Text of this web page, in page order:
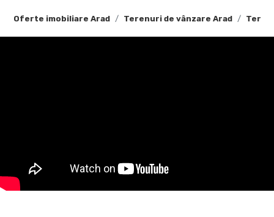
Oferte imobiliare Arad Terenuri de vânzare Arad
Suprafața totală: 11225 mp
avantaje logistice semnificative.
Potențial de dezvoltare: amplasarea strategică și destinația